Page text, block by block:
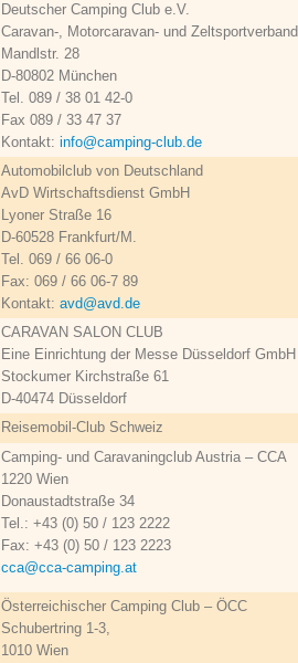
Deutscher Camping Club e.V.
Caravan-, Motorcaravan- und Zeltsportverband
Mandlstr. 28
D-80802 München
Tel. 089 / 38 01 42-0
Fax 089 / 33 47 37
Kontakt:info@camping-club.de
Automobilclub von Deutschland
AvD Wirtschaftsdienst GmbH
Lyoner Straße 16
D-60528 Frankfurt/M.
Tel. 069 / 66 06-0
Fax: 069 / 66 06-7 89
Kontakt:avd@avd.de
CARAVAN SALON CLUB
Eine Einrichtung der Messe Düsseldorf GmbH
Stockumer Kirchstraße 61
D-40474 Düsseldorf
Reisemobil-Club Schweiz
Camping- und Caravaningclub Austria – CCA
1220 Wien
Donaustadtstraße 34
Tel.: +43 (0) 50 / 123 2222
Fax: +43 (0) 50 / 123 2223
cca@cca-camping.at
Österreichischer Camping Club – ÖCC
Schubertring 1-3,
1010 Wien